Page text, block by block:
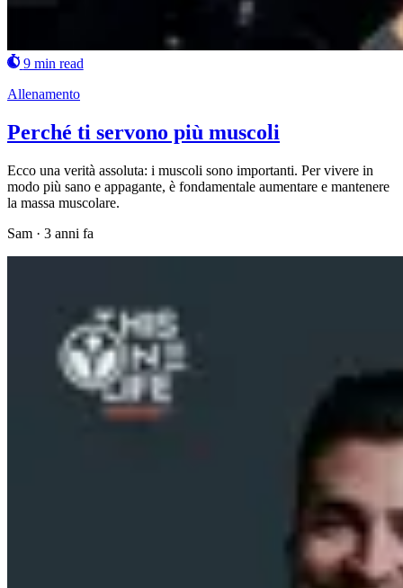
9 min read
Allenamento
Perché ti servono più muscoli
Ecco una verità assoluta: i muscoli sono importanti. Per vivere in
modo più sano e appagante, è fondamentale aumentare e mantenere
la massa muscolare.
Sam · 3 anni fa